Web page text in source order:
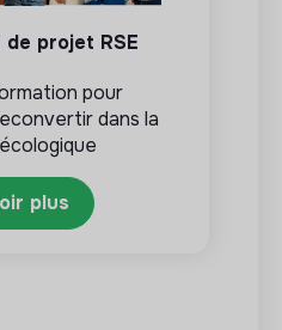
projet RSE
pour
dans la
plus